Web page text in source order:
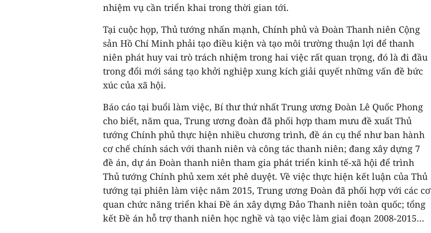
nhiệm vụ cần triển khai trong thời gian tới.
Tại cuộc họp, Thủ tướng nhấn mạnh, Chính phủ và Đoàn Thanh niên Cộng
sản Hồ Chí Minh phải tạo điều kiện và tạo môi trường thuận lợi để thanh
niên phát huy vai trò trách nhiệm trong hai việc rất quan trọng, đó là đi đầu
trong đổi mới sáng tạo khởi nghiệp xung kích giải quyết những vấn đề bức
xúc của xã hội.
Báo cáo tại buổi làm việc, Bí thư thứ nhất Trung ương Đoàn Lê Quốc Phong
cho biết, năm qua, Trung ương đoàn đã phối hợp tham mưu đề xuất Thủ
tướng Chính phủ thực hiện nhiều chương trình, đề án cụ thể như ban hành
cơ chế chính sách với thanh niên và công tác thanh niên; đang xây dựng 7
đề án, dự án Đoàn thanh niên tham gia phát triển kinh tế-xã hội để trình
Thủ tướng Chính phủ xem xét phê duyệt. Về việc thực hiện kết luận của Thủ
tướng tại phiên làm việc năm 2015, Trung ương Đoàn đã phối hợp với các cơ
quan chức năng triển khai Đề án xây dựng Đảo Thanh niên toàn quốc; tổng
kết Đề án hỗ trợ thanh niên học nghề và tạo việc làm giai đoạn 2008-2015…